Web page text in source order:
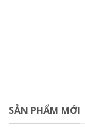
SẢN PHẨM MỚI